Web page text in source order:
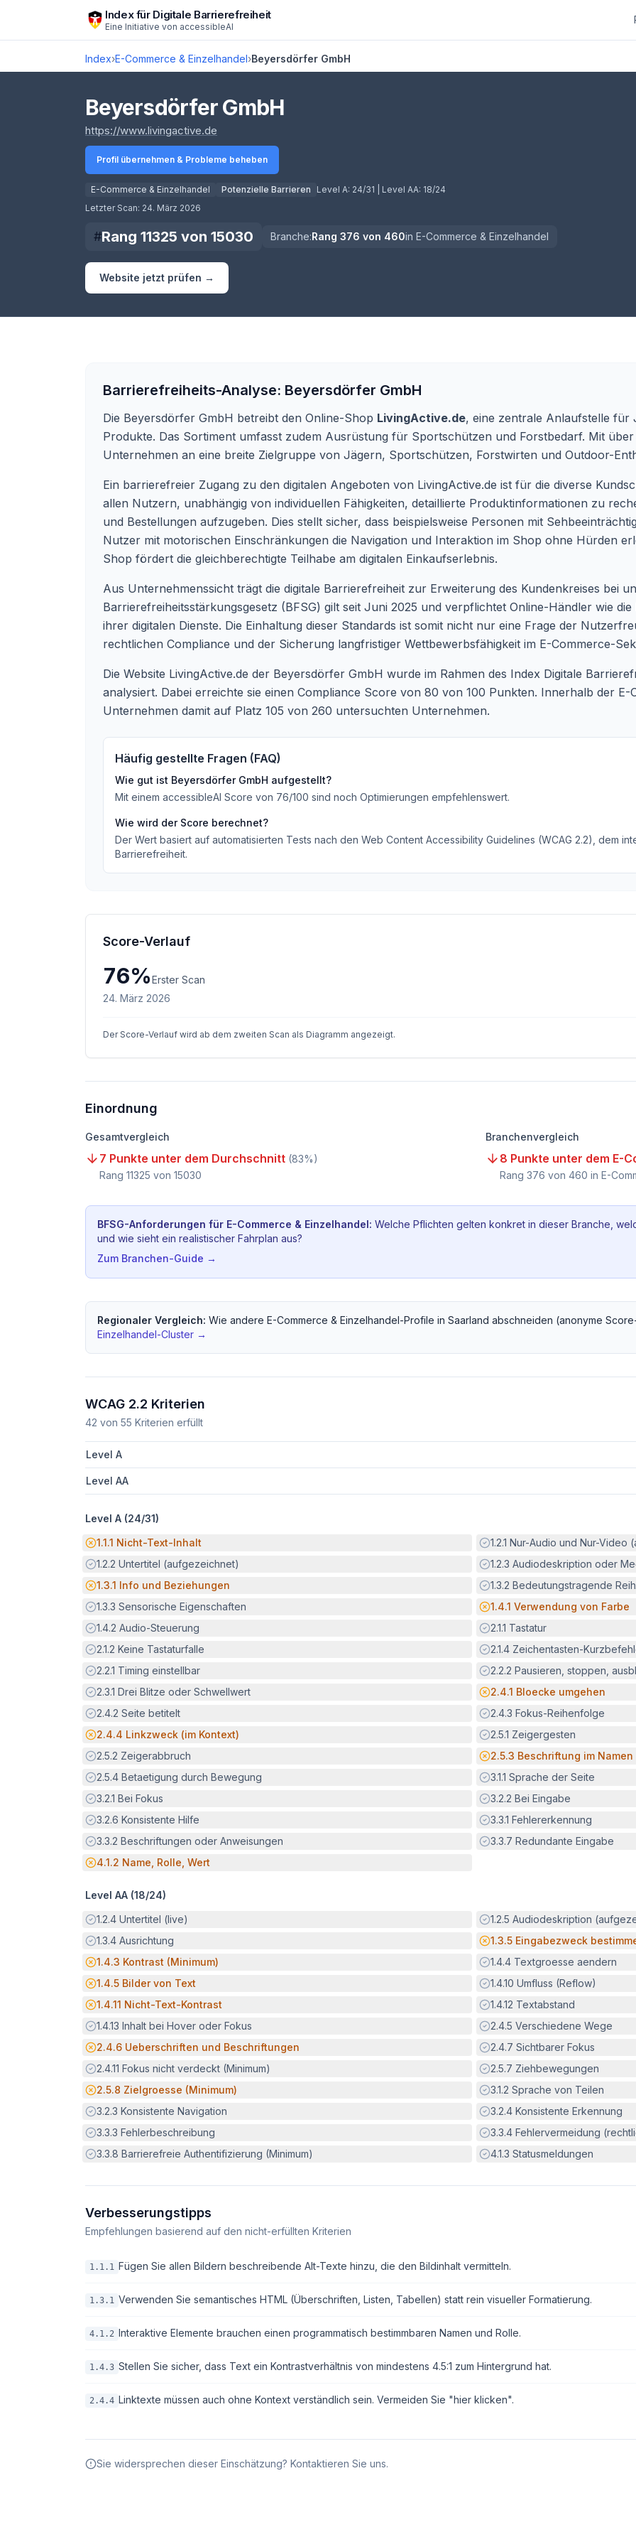
Zum Hauptinhalt springenIndex für Digitale Barrierefreiheit
Eine Initiative von accessibleAI
Index›E-Commerce & Einzelhandel›Beyersdörfer GmbH
Score lädt
Beyersdörfer GmbH
https://www.livingactive.de
Profil übernehmen & Probleme beheben
E-Commerce & Einzelhandel Potenzielle Barrieren Level A: 24/31 | Level AA: 18/24
Letzter Scan: 24. März 2026
#Rang 11325 von 15030 Branche:Rang 376 von 460in E-Commerce & Einzelhandel
Website jetzt prüfen →
Barrierefreiheits-Analyse: Beyersdörfer GmbH
Die Beyersdörfer GmbH betreibt den Online-Shop LivingActive.de, eine zentrale Anlaufstelle für
Produkte. Das Sortiment umfasst zudem Ausrüstung für Sportschützen und Forstbedarf. Mit
Unternehmen an eine breite Zielgruppe von Jägern, Sportschützen, Forstwirten und Outdoor-
Ein barrierefreier Zugang zu den digitalen Angeboten von LivingActive.de ist für die diverse
allen Nutzern, unabhängig von individuellen Fähigkeiten, detaillierte Produktinformationen zu
und Bestellungen aufzugeben. Dies stellt sicher, dass beispielsweise Personen mit
Nutzer mit motorischen Einschränkungen die Navigation und Interaktion im Shop ohne Hürden
Shop fördert die gleichberechtigte Teilhabe am digitalen Einkaufserlebnis.
Aus Unternehmenssicht trägt die digitale Barrierefreiheit zur Erweiterung des Kundenkreises bei
Barrierefreiheitsstärkungsgesetz (BFSG) gilt seit Juni 2025 und verpflichtet Online-Händler wie
ihrer digitalen Dienste. Die Einhaltung dieser Standards ist somit nicht nur eine Frage der
rechtlichen Compliance und der Sicherung langfristiger Wettbewerbsfähigkeit im E-Commerce-
Die Website LivingActive.de der Beyersdörfer GmbH wurde im Rahmen des Index Digitale
analysiert. Dabei erreichte sie einen Compliance Score von 80 von 100 Punkten. Innerhalb der
Unternehmen damit auf Platz 105 von 260 untersuchten Unternehmen.
Häufig gestellte Fragen (FAQ)
Wie gut ist Beyersdörfer GmbH aufgestellt?
Mit einem accessibleAI Score von 76/100 sind noch Optimierungen empfehlenswert.
Wie wird der Score berechnet?
Der Wert basiert auf automatisierten Tests nach den Web Content Accessibility Guidelines (WCAG 2.2), dem
Barrierefreiheit.
Score-Verlauf
76%Erster Scan
24. März 2026
Der Score-Verlauf wird ab dem zweiten Scan als Diagramm angezeigt.
Einordnung
Gesamtvergleich
7 Punkte unter dem Durchschnitt (83%)
Rang 11325 von 15030
Branchenvergleich
8 Punkte unter dem E-
Rang 376 von 460 in E-
BFSG-Anforderungen für E-Commerce & Einzelhandel: Welche Pflichten gelten konkret in dieser Branche,
und wie sieht ein realistischer Fahrplan aus?
Zum Branchen-Guide →
Regionaler Vergleich: Wie andere E-Commerce & Einzelhandel-Profile in Saarland abschneiden (anonyme
Einzelhandel-Cluster →
WCAG 2.2 Kriterien
42 von 55 Kriterien erfüllt
Level A
Level AA
Level A (24/31)
Potenzielle Barriere:
1.1.1 Nicht-Text-Inhalt Erfüllt:
1.2.1 Nur-Audio und Nur-Video
Erfüllt:
1.2.2 Untertitel (aufgezeichnet) Erfüllt:
1.2.3 Audiodeskription oder
Potenzielle Barriere:
1.3.1 Info und Beziehungen Erfüllt:
1.3.2 Bedeutungstragende
Erfüllt:
1.3.3 Sensorische Eigenschaften Potenzielle Barriere:
1.4.1 Verwendung von Farbe
Erfüllt:
1.4.2 Audio-Steuerung Erfüllt:
2.1.1 Tastatur
Erfüllt:
2.1.2 Keine Tastaturfalle Erfüllt:
2.1.4 Zeichentasten-
Erfüllt:
2.2.1 Timing einstellbar Erfüllt:
2.2.2 Pausieren, stoppen,
Erfüllt:
2.3.1 Drei Blitze oder Schwellwert Potenzielle Barriere:
2.4.1 Bloecke umgehen
Erfüllt:
2.4.2 Seite betitelt Erfüllt:
2.4.3 Fokus-Reihenfolge
Potenzielle Barriere:
2.4.4 Linkzweck (im Kontext) Erfüllt:
2.5.1 Zeigergesten
Erfüllt:
2.5.2 Zeigerabbruch Potenzielle Barriere:
2.5.3 Beschriftung im Namen
Erfüllt:
2.5.4 Betaetigung durch Bewegung Erfüllt:
3.1.1 Sprache der Seite
Erfüllt:
3.2.1 Bei Fokus Erfüllt:
3.2.2 Bei Eingabe
Erfüllt:
3.2.6 Konsistente Hilfe Erfüllt:
3.3.1 Fehlererkennung
Erfüllt:
3.3.2 Beschriftungen oder Anweisungen Erfüllt:
3.3.7 Redundante Eingabe
Potenzielle Barriere:
4.1.2 Name, Rolle, Wert
Level AA (18/24)
Erfüllt:
1.2.4 Untertitel (live) Erfüllt:
1.2.5 Audiodeskription
Erfüllt:
1.3.4 Ausrichtung Potenzielle Barriere:
1.3.5 Eingabezweck
Potenzielle Barriere:
1.4.3 Kontrast (Minimum) Erfüllt:
1.4.4 Textgroesse aendern
Potenzielle Barriere:
1.4.5 Bilder von Text Erfüllt:
1.4.10 Umfluss (Reflow)
Potenzielle Barriere:
1.4.11 Nicht-Text-Kontrast Erfüllt:
1.4.12 Textabstand
Erfüllt:
1.4.13 Inhalt bei Hover oder Fokus Erfüllt:
2.4.5 Verschiedene Wege
Potenzielle Barriere:
2.4.6 Ueberschriften und Beschriftungen Erfüllt:
2.4.7 Sichtbarer Fokus
Erfüllt:
2.4.11 Fokus nicht verdeckt (Minimum) Erfüllt:
2.5.7 Ziehbewegungen
Potenzielle Barriere:
2.5.8 Zielgroesse (Minimum) Erfüllt:
3.1.2 Sprache von Teilen
Erfüllt:
3.2.3 Konsistente Navigation Erfüllt:
3.2.4 Konsistente Erkennung
Erfüllt:
3.3.3 Fehlerbeschreibung Erfüllt:
3.3.4 Fehlervermeidung
Erfüllt:
3.3.8 Barrierefreie Authentifizierung (Minimum) Erfüllt:
4.1.3 Statusmeldungen
Verbesserungstipps
Empfehlungen basierend auf den nicht-erfüllten Kriterien
1.1.1 Fügen Sie allen Bildern beschreibende Alt-Texte hinzu, die den Bildinhalt vermitteln.
1.3.1 Verwenden Sie semantisches HTML (Überschriften, Listen, Tabellen) statt rein visueller Formatierung.
4.1.2 Interaktive Elemente brauchen einen programmatisch bestimmbaren Namen und Rolle.
1.4.3 Stellen Sie sicher, dass Text ein Kontrastverhältnis von mindestens 4.5:1 zum Hintergrund hat.
2.4.4 Linktexte müssen auch ohne Kontext verständlich sein. Vermeiden Sie "hier klicken".
Sie widersprechen dieser Einschätzung? Kontaktieren Sie uns.